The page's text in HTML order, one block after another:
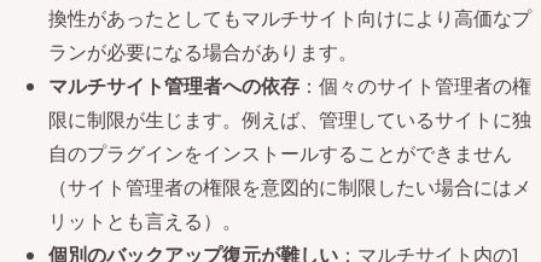
換性があったとしてもマルチサイト向けにより高価なプ
ランが必要になる場合があります。
マルチサイト管理者への依存 ：個々のサイト管理者の権
限に制限が生じます。例えば、管理しているサイトに独
自のプラグインをインストールすることができません
（サイト管理者の権限を意図的に制限したい場合にはメ
リットとも言える）。
個別のバックアップ復元が難しい ：マルチサイト内の1